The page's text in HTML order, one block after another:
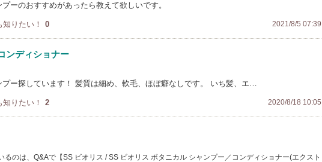
ーのおすすめがあったら教えて欲しいです。
知りたい！ 0 2021/8/5 07:39
ンディショナー
プー探しています！ 髪質は細め、軟毛、ほぼ癖なしです。 いち髪、エ…
知りたい！ 2 2020/8/18 10:05
るのは、Q&Aで【SS ビオリス / SS ビオリス ボタニカル シャンプー／コンディショナー(エクスト